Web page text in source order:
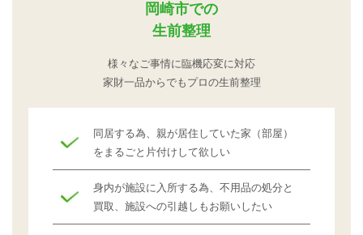
岡崎市での
生前整理
様々なご事情に臨機応変に対応
家財一品からでもプロの生前整理
同居する為、親が居住していた家（部屋）
をまるごと片付けして欲しい
身内が施設に入所する為、不用品の処分と
買取、施設への引越しもお願いしたい